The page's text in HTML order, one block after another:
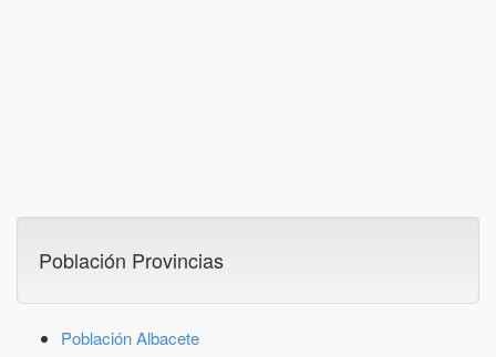
Población Provincias
Población Albacete